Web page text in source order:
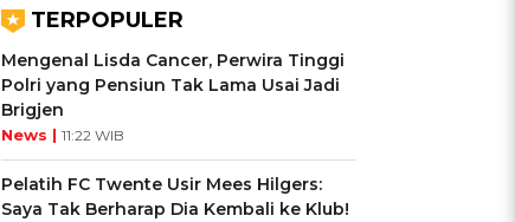
TERPOPULER
Mengenal Lisda Cancer, Perwira Tinggi
Polri yang Pensiun Tak Lama Usai Jadi
Brigjen
News | 11:22 WIB
Pelatih FC Twente Usir Mees Hilgers:
Saya Tak Berharap Dia Kembali ke Klub!